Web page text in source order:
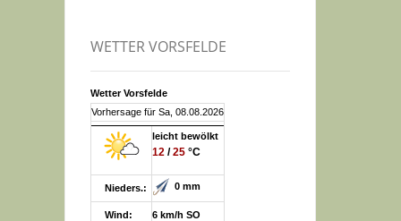
WETTER VORSFELDE
Wetter Vorsfelde
Vorhersage für Sa, 08.08.2026
leicht bewölkt
12 /25 °C
Nieders.: 0 mm
Wind: 6 km/h SO